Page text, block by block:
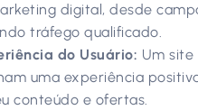
digital, desde
tráfego qualificado.
do Usuário: Um
uma experiência
conteúdo e ofertas.